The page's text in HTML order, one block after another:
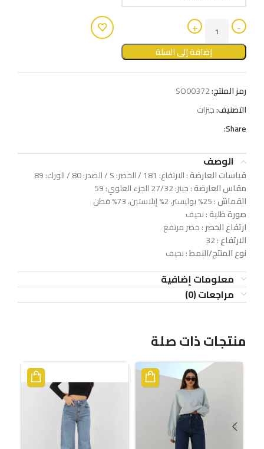
إضافة إلى السلة
رمز المنتج:SO00372
التصنيف:جنزات
Share:
الوصف
قياسات العارضة: الارتفاع: 181 / الخصر: S / الصدر: 80 / الورك: 89
مقاس العارضة: جينز: 27/32 الجزء العلوي: 59
القماش: 25% بوليستر، 2% إيلاستين، 73% قطن
صورة ظلية: نحيف
ارتفاع الخصر: خصر مرتفع
الارتفاع: 32
نوع المنتج/النمط: نحيف
معلومات إضافية
مراجعات (0)
منتجات ذات صلة